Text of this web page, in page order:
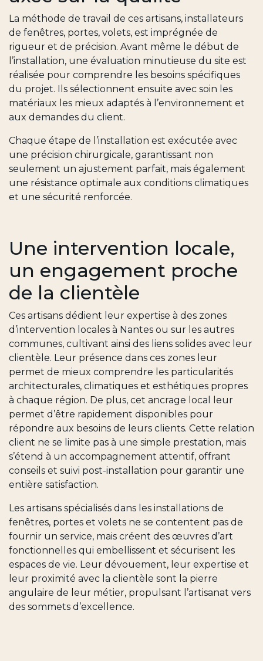
La méthode de travail de ces artisans, installateurs
de fenêtres, portes, volets, est imprégnée de
rigueur et de précision. Avant même le début de
l’installation, une évaluation minutieuse du site est
réalisée pour comprendre les besoins spécifiques
du projet. Ils sélectionnent ensuite avec soin les
matériaux les mieux adaptés à l’environnement et
aux demandes du client.
Chaque étape de l’installation est exécutée avec
une précision chirurgicale, garantissant non
seulement un ajustement parfait, mais également
une résistance optimale aux conditions climatiques
et une sécurité renforcée.
Une intervention locale,
un engagement proche
de la clientèle
Ces artisans dédient leur expertise à des zones
d’intervention locales à Nantes ou sur les autres
communes, cultivant ainsi des liens solides avec leur
clientèle. Leur présence dans ces zones leur
permet de mieux comprendre les particularités
architecturales, climatiques et esthétiques propres
à chaque région. De plus, cet ancrage local leur
permet d’être rapidement disponibles pour
répondre aux besoins de leurs clients. Cette relation
client ne se limite pas à une simple prestation, mais
s’étend à un accompagnement attentif, offrant
conseils et suivi post-installation pour garantir une
entière satisfaction.
Les artisans spécialisés dans les installations de
fenêtres, portes et volets ne se contentent pas de
fournir un service, mais créent des œuvres d’art
fonctionnelles qui embellissent et sécurisent les
espaces de vie. Leur dévouement, leur expertise et
leur proximité avec la clientèle sont la pierre
angulaire de leur métier, propulsant l’artisanat vers
des sommets d’excellence.